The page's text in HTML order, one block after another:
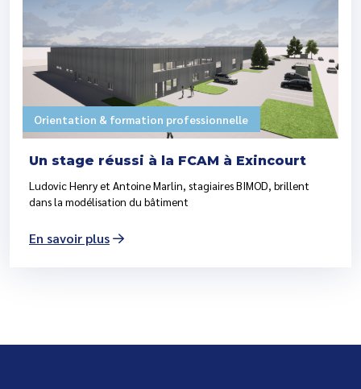
Orientation & formation professionnelle
Un stage réussi à la FCAM à Exincourt
Ludovic Henry et Antoine Marlin, stagiaires BIMOD, brillent
dans la modélisation du bâtiment
En savoir plus